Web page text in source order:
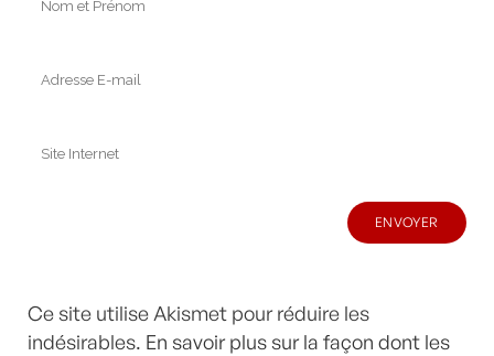
Ce site utilise Akismet pour réduire les
indésirables. En savoir plus sur la façon dont les